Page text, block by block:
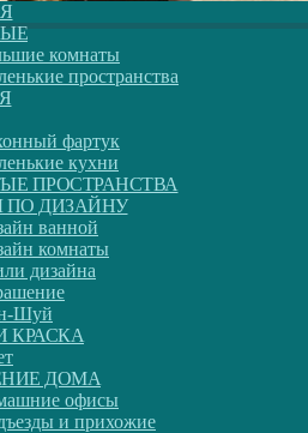
комнаты
пространства
фартук
кухни
ПРОСТРАНСТВА
ПО ДИЗАЙНУ
ванной
комнаты
дизайна
Шуй
КРАСКА
ДОМА
офисы
и прихожие